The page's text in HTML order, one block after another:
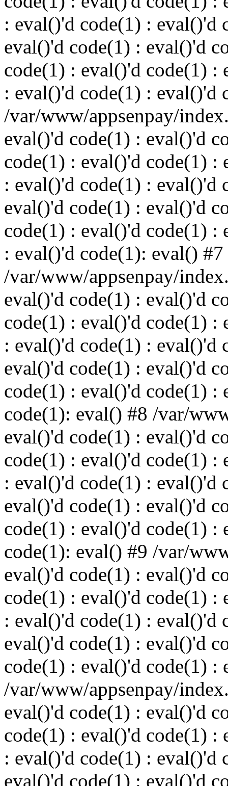
: eval()'d code(1) : eval()'d
eval()'d code(1) : eval()'d
code(1) : eval()'d code(1) :
: eval()'d code(1) : eval()'d
/var/www/appsenpay/
eval()'d code(1) : eval()'d
code(1) : eval()'d code(1) :
: eval()'d code(1) : eval()'d
eval()'d code(1) : eval()'d
code(1) : eval()'d code(1) :
: eval()'d code(1): eval() #7
/var/www/appsenpay/
eval()'d code(1) : eval()'d
code(1) : eval()'d code(1) :
: eval()'d code(1) : eval()'d
eval()'d code(1) : eval()'d
code(1) : eval()'d code(1) :
code(1): eval() #8 /var/
eval()'d code(1) : eval()'d
code(1) : eval()'d code(1) :
: eval()'d code(1) : eval()'d
eval()'d code(1) : eval()'d
code(1) : eval()'d code(1) :
code(1): eval() #9 /var/
eval()'d code(1) : eval()'d
code(1) : eval()'d code(1) :
: eval()'d code(1) : eval()'d
eval()'d code(1) : eval()'d
code(1) : eval()'d code(1) :
/var/www/appsenpay/
eval()'d code(1) : eval()'d
code(1) : eval()'d code(1) :
: eval()'d code(1) : eval()'d
eval()'d code(1) : eval()'d